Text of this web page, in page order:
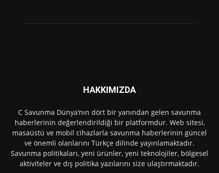
HAKKIMIZDA
C Savunma Dünya’nın dört bir yanından gelen savunma
haberlerinin değerlendirildiği bir platformdur. Web sitesi,
masaüstü ve mobil cihazlarla savunma haberlerinin güncel
ve önemli olanlarını Türkçe dilinde yayınlamaktadır.
Savunma politikaları, yeni ürünler, yeni teknolojiler, bölgesel
aktiviteler ve dış politika yazılarını size ulaştırmaktadır.